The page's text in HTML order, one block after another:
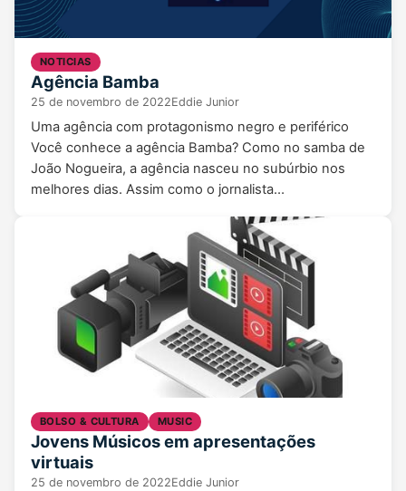
NOTICIAS
Agência Bamba
25 de novembro de 2022Eddie Junior
Uma agência com protagonismo negro e periférico
Você conhece a agência Bamba? Como no samba de
João Nogueira, a agência nasceu no subúrbio nos
melhores dias. Assim como o jornalista…
BOLSO & CULTURA MUSIC
Jovens Músicos em apresentações
virtuais
25 de novembro de 2022Eddie Junior